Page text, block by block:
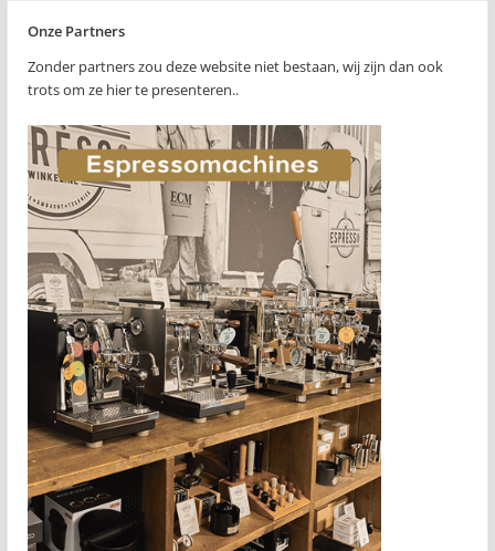
Onze Partners
Zonder partners zou deze website niet bestaan, wij zijn dan ook
trots om ze hier te presenteren..